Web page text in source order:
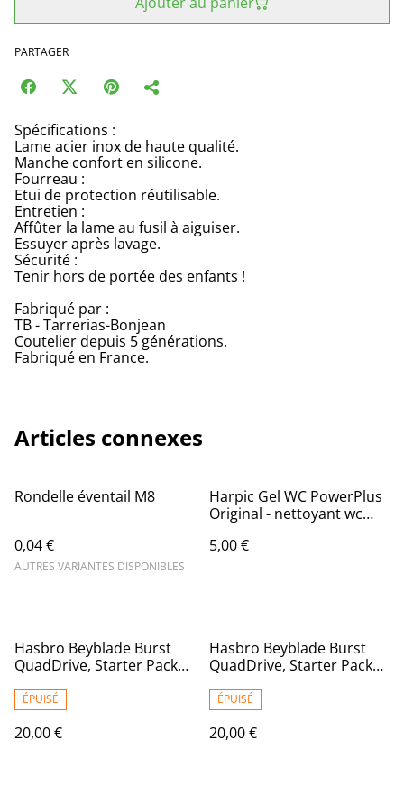
PARTAGER
Spécifications :
Lame acier inox de haute qualité.
Manche confort en silicone.
Fourreau :
Etui de protection réutilisable.
Entretien :
Affûter la lame au fusil à aiguiser.
Essuyer après lavage.
Sécurité :
Tenir hors de portée des enfants !
Fabriqué par :
TB - Tarrerias-Bonjean
Coutelier depuis 5 générations.
Fabriqué en France.
Articles connexes
Rondelle éventail M8
0,04 €
AUTRES VARIANTES DISPONIBLES
Harpic Gel WC PowerPlus
Original - nettoyant wc
sans brosse 750ml
5,00 €
Hasbro Beyblade Burst
QuadDrive, Starter Pack
S7 et Lanceur, Jouet pour
Enfants, Multicolore, Taille
Unique
ÉPUISÉ
20,00 €
Hasbro Beyblade Burst
QuadDrive, Starter Pack
Roktavor R7 et Lanceur,
Jouet pour Enfants
ÉPUISÉ
20,00 €